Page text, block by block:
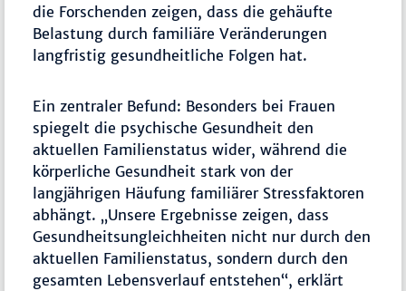
die Forschenden zeigen, dass die gehäufte
Belastung durch familiäre Veränderungen
langfristig gesundheitliche Folgen hat.
Ein zentraler Befund: Besonders bei Frauen
spiegelt die psychische Gesundheit den
aktuellen Familienstatus wider, während die
körperliche Gesundheit stark von der
langjährigen Häufung familiärer Stressfaktoren
abhängt. „Unsere Ergebnisse zeigen, dass
Gesundheitsungleichheiten nicht nur durch den
aktuellen Familienstatus, sondern durch den
gesamten Lebensverlauf entstehen“, erklärt